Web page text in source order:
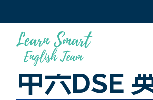
中六DSE